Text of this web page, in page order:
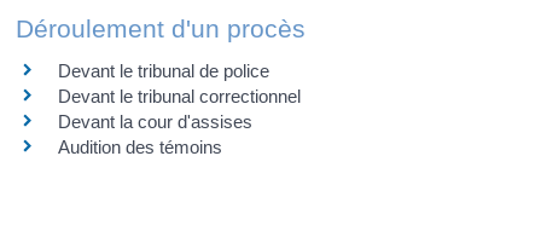
Déroulement d'un procès
Devant le tribunal de police
Devant le tribunal correctionnel
Devant la cour d'assises
Audition des témoins